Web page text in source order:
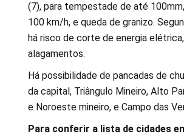
(7), para tempestade de até
100 km/h, e queda de granizo.
há risco de corte de energia
alagamentos.
Há possibilidade de pancadas de
da capital, Triângulo Mineiro, Alto
e Noroeste mineiro, e Campo das
Para conferir a lista de cidades